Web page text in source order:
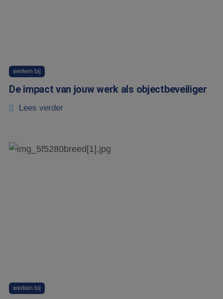
werken bij
De impact van jouw werk als objectbeveiliger
Lees verder
werken bij